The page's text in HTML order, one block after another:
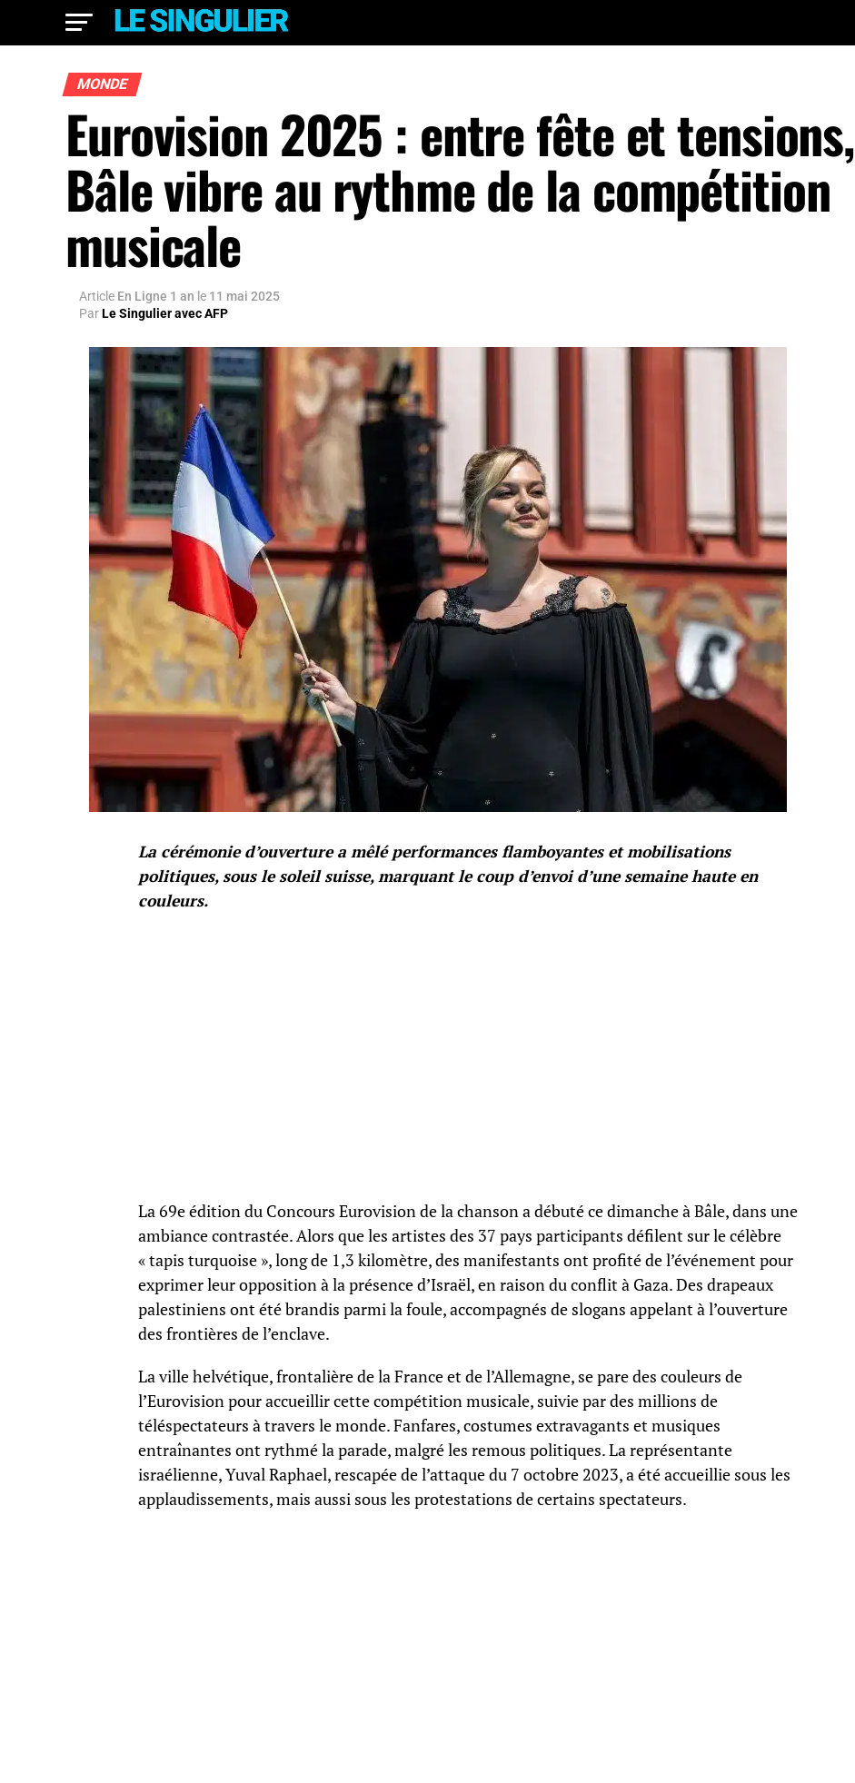
MONDE
Eurovision 2025 : entre fête et tensions,
Bâle vibre au rythme de la compétition
musicale
Article En Ligne 1 an le 11 mai 2025
ParLe Singulier avec AFP
La cérémonie d’ouverture a mêlé performances flamboyantes et mobilisations
politiques, sous le soleil suisse, marquant le coup d’envoi d’une semaine haute en
couleurs.
La 69e édition du Concours Eurovision de la chanson a débuté ce dimanche à Bâle, dans une
ambiance contrastée. Alors que les artistes des 37 pays participants défilent sur le célèbre
« tapis turquoise », long de 1,3 kilomètre, des manifestants ont profité de l’événement pour
exprimer leur opposition à la présence d’Israël, en raison du conflit à Gaza. Des drapeaux
palestiniens ont été brandis parmi la foule, accompagnés de slogans appelant à l’ouverture
des frontières de l’enclave.
La ville helvétique, frontalière de la France et de l’Allemagne, se pare des couleurs de
l’Eurovision pour accueillir cette compétition musicale, suivie par des millions de
téléspectateurs à travers le monde. Fanfares, costumes extravagants et musiques
entraînantes ont rythmé la parade, malgré les remous politiques. La représentante
israélienne, Yuval Raphael, rescapée de l’attaque du 7 octobre 2023, a été accueillie sous les
applaudissements, mais aussi sous les protestations de certains spectateurs.